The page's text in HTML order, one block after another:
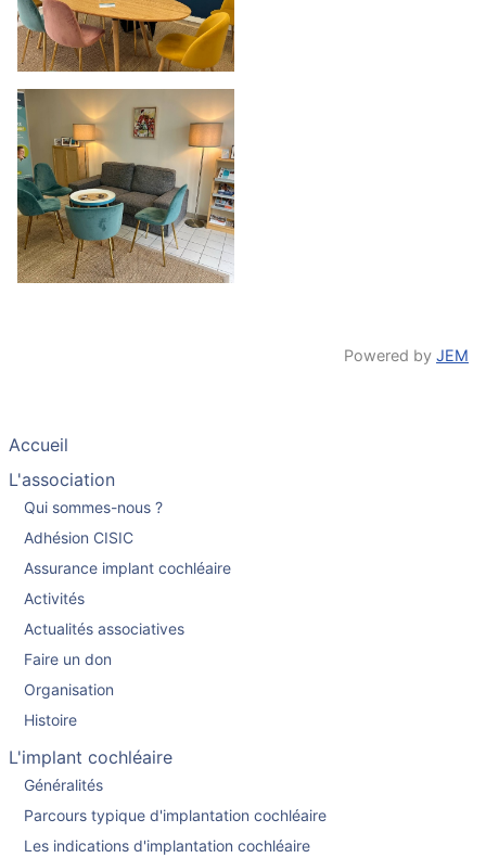
Powered by JEM
Accueil
L'association
Qui sommes-nous ?
Adhésion CISIC
Assurance implant cochléaire
Activités
Actualités associatives
Faire un don
Organisation
Histoire
L'implant cochléaire
Généralités
Parcours typique d'implantation cochléaire
Les indications d'implantation cochléaire